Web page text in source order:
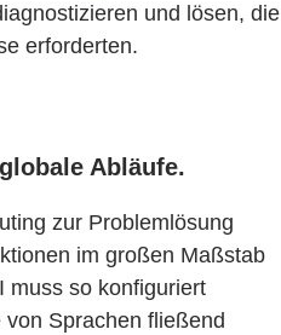
und lösen, die
erforderten.
Abläufe.
zur Problemlösung
im großen Maßstab
muss so konfiguriert
Sprachen fließend